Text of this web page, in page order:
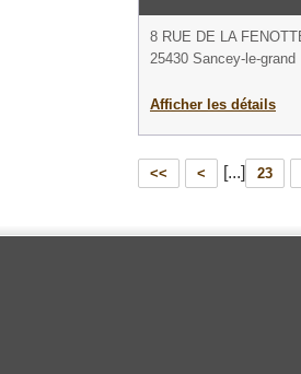
8 RUE DE LA
25430 Sancey-le-grand
Afficher les détails
<< < [...] 23